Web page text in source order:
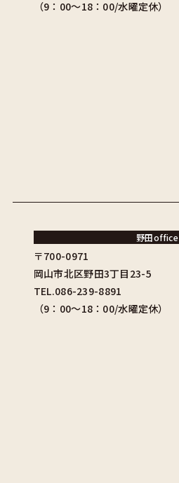
（9：00〜18：00/水曜定休）
野田office
〒700-0971
岡山市北区野田3丁目23-5
TEL.086-239-8891
（9：00〜18：00/水曜定休）